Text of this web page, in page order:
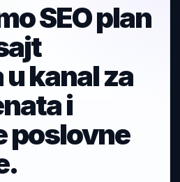
SEO plan
kanal za
i
poslovne